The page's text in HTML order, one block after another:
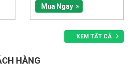
Mua Ngay
XEM TẤT CẢ
HÀNG